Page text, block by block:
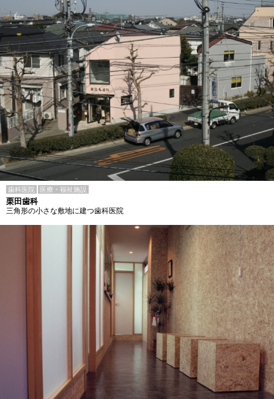
歯科医院 医療・福祉施設
栗田歯科
三角形の小さな敷地に建つ歯科医院